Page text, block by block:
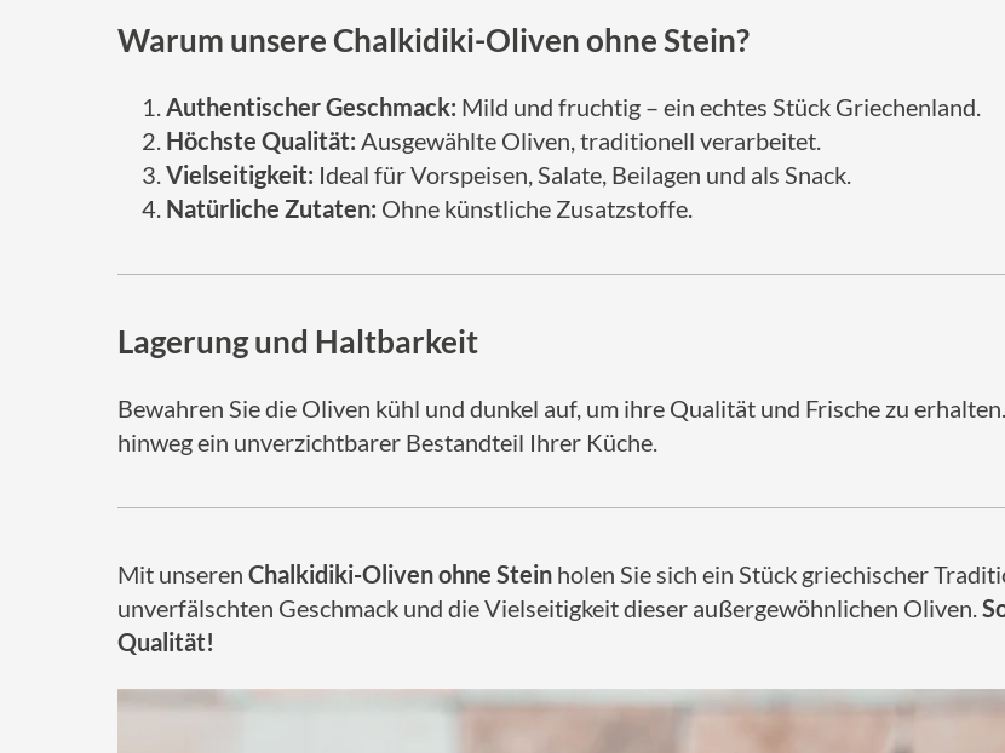
Warum unsere Chalkidiki-Oliven ohne Stein?
Authentischer Geschmack: Mild und fruchtig – ein echtes Stück Griechenland.
Höchste Qualität: Ausgewählte Oliven, traditionell verarbeitet.
Vielseitigkeit: Ideal für Vorspeisen, Salate, Beilagen und als Snack.
Natürliche Zutaten: Ohne künstliche Zusatzstoffe.
Lagerung und Haltbarkeit
Bewahren Sie die Oliven kühl und dunkel auf, um ihre Qualität und Frische zu
hinweg ein unverzichtbarer Bestandteil Ihrer Küche.
Mit unseren Chalkidiki-Oliven ohne Stein holen Sie sich ein Stück griechischer
unverfälschten Geschmack und die Vielseitigkeit dieser außergewöhnlichen Oliven.
Qualität!